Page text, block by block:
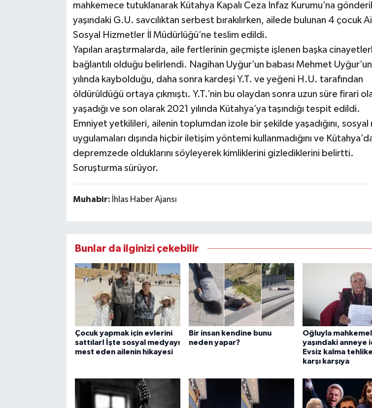
mahkemece tutuklanarak Kütahya Kapalı Ceza İnfaz Kurumu’na
yaşındaki G.U. savcılıktan serbest bırakılırken, ailede bulunan 4 çocuk
Sosyal Hizmetler İl Müdürlüğü’ne teslim edildi.
Yapılan araştırmalarda, aile fertlerinin geçmişte işlenen başka
bağlantılı olduğu belirlendi. Nagihan Uyğur’un babası Mehmet Uyğur’un
yılında kaybolduğu, daha sonra kardeşi Y.T. ve yeğeni H.U. tarafından
öldürüldüğü ortaya çıkmıştı. Y.T.’nin bu olaydan sonra uzun süre firari
yaşadığı ve son olarak 2021 yılında Kütahya’ya taşındığı tespit edildi.
Emniyet yetkilileri, ailenin toplumdan izole bir şekilde yaşadığını, sosyal
uygulamaları dışında hiçbir iletişim yöntemi kullanmadığını ve
depremzede olduklarını söyleyerek kimliklerini gizlediklerini belirtti.
Soruşturma sürüyor.
Muhabir: İhlas Haber Ajansı
Bunlar da ilginizi çekebilir
Çocuk yapmak için evlerini
sattılar! İşte sosyal medyayı
mest eden ailenin hikayesi
Bir insan kendine bunu
neden yapar?
Oğluyla
yaşındaki anneye
Evsiz kalma
karşı karşıya